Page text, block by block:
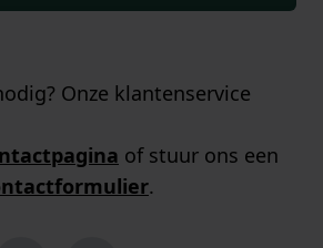
Onze klantenservice
of stuur ons een
.